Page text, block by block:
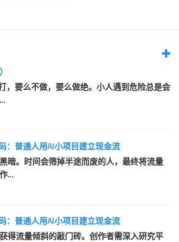
，要么不做，要么做绝。小人遇到危险总是会
：普通人用AI小项目建立现金流
暗。时间会筛掉半途而废的人，最终将流量
…
：普通人用AI小项目建立现金流
得流量倾斜的敲门砖。创作者需深入研究平